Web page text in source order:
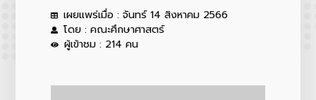
เผยแพร่เมื่อ : จันทร์ 14 สิงหาคม 2566
โดย : คณะศึกษาศาสตร์
ผู้เข้าชม : 214 คน